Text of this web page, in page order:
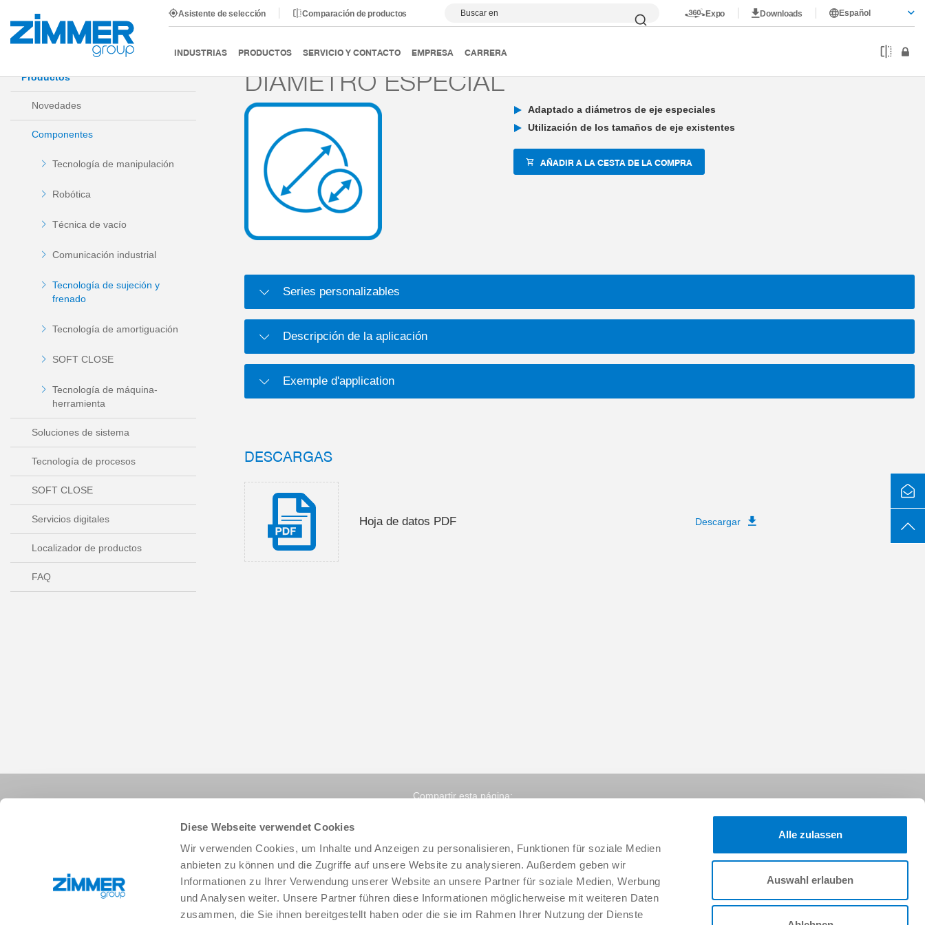
Diese Webseite verwendet Cookies
Wir verwenden Cookies, um Inhalte und Anzeigen zu personalisieren, Funktionen für soziale Medien
anbieten zu können und die Zugriffe auf unsere Website zu analysieren. Außerdem geben wir
Informationen zu Ihrer Verwendung unserer Website an unsere Partner für soziale Medien, Werbung
und Analysen weiter. Unsere Partner führen diese Informationen möglicherweise mit weiteren Daten
zusammen, die Sie ihnen bereitgestellt haben oder die sie im Rahmen Ihrer Nutzung der Dienste
Alle zulassen
Auswahl erlauben
Asistente de selección Comparación de productos Buscar en Expo Downloads Español
INDUSTRIAS PRODUCTOS SERVICIO Y CONTACTO EMPRESA CARRERA
Inicio Productos Componentes Tecnología de sujeción y frenado Elementos de sujeción y de frenado Individualizaciones Diámetro especial
Productos
Novedades
Componentes
Tecnología de manipulación
Robótica
Técnica de vacío
Comunicación industrial
Tecnología de sujeción y
frenado
Tecnología de amortiguación
SOFT CLOSE
Tecnología de máquina-
herramienta
Soluciones de sistema
Tecnología de procesos
SOFT CLOSE
Servicios digitales
Localizador de productos
FAQ
DIÁMETRO ESPECIAL
Adaptado a diámetros de eje especiales
Utilización de los tamaños de eje existentes
AÑADIR A LA CESTA DE LA COMPRA
Series personalizables
Descripción de la aplicación
Exemple d'application
DESCARGAS
Hoja de datos PDF Descargar
Compartir esta página:
+34 91 882-2623 info.es@zimmer-group.com Síganos: